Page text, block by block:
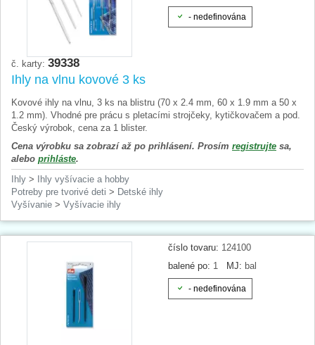
- nedefinována
č. karty: 39338
Ihly na vlnu kovové 3 ks
Kovové ihly na vlnu, 3 ks na blistru (70 x 2.4 mm, 60 x 1.9 mm a 50 x
1.2 mm). Vhodné pre prácu s pletacími strojčeky, kytičkovačem a pod.
Český výrobok, cena za 1 blister.
Cena výrobku sa zobrazí až po prihlásení. Prosím registrujte sa,
alebo prihláste.
Ihly >
Ihly vyšívacie a hobby
Potreby pre tvorivé deti > Detské ihly
Vyšívanie > Vyšívacie ihly
číslo tovaru: 124100
balené po: 1 MJ: bal
- nedefinována